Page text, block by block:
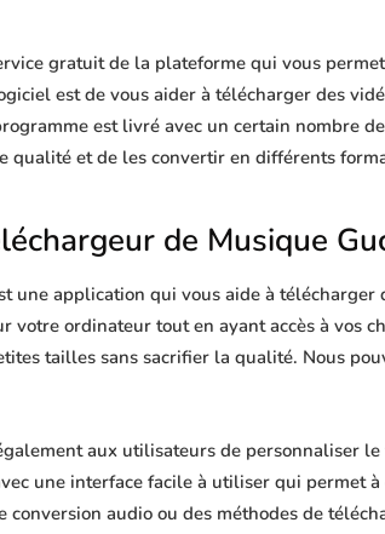
gratuit de la plateforme qui vous
est de vous aider à télécharger des
est livré avec un certain nombre
qualité et de les convertir en différents
de Musique
une application qui vous aide à
votre ordinateur tout en ayant accès à vos
tailles sans sacrifier la qualité. Nous
aux utilisateurs de personnaliser
une interface facile à utiliser qui permet
conversion audio ou des méthodes de